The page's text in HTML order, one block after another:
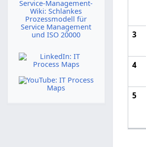
3
4
5